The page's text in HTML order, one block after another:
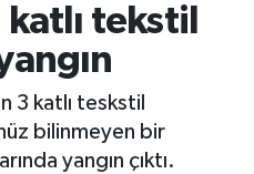
tekstil
3 katlı teskstil
bilinmeyen bir
yangın çıktı.